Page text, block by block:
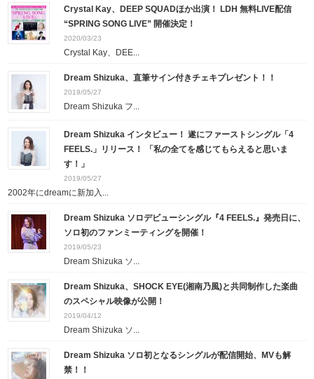
Crystal Kay、DEEP SQUADほか出演！ LDH 無料LIVE配信
“SPRING SONG LIVE” 開催決定！
2020/03/23
Crystal Kay、DEE...
Dream Shizuka、直筆サイン付きチェキプレゼント！！
2019/05/27
Dream Shizuka フ...
Dream Shizuka インタビュー！ 遂にファーストシングル「4
FEELS.」リリース！ 「私の全てを感じてもらえると思いま
す！」
2019/05/27
2002年にdreamに新加入...
Dream Shizuka ソロデビューシングル『4 FEELS.』発売日に、
ソロ初のファンミーティングを開催！
2019/05/23
Dream Shizuka ソ...
Dream Shizuka、SHOCK EYE(湘南乃風)と共同制作した楽曲
のスペシャル映像が公開！
2019/04/12
Dream Shizuka ソ...
Dream Shizuka ソロ初となるシングルが配信開始、MVも解
禁！！